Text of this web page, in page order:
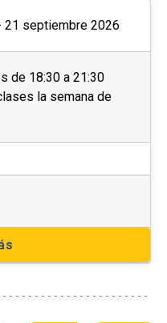
21 septiembre 2026
de 18:30 a 21:30
la semana de